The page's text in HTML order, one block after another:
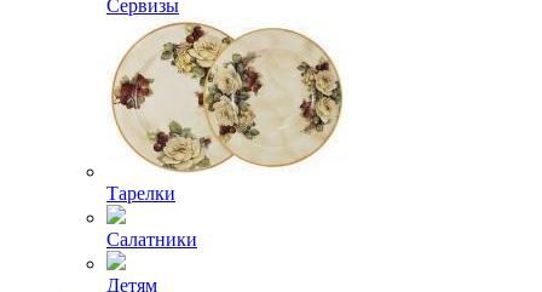
Сервизы
Тарелки
Салатники
Детям